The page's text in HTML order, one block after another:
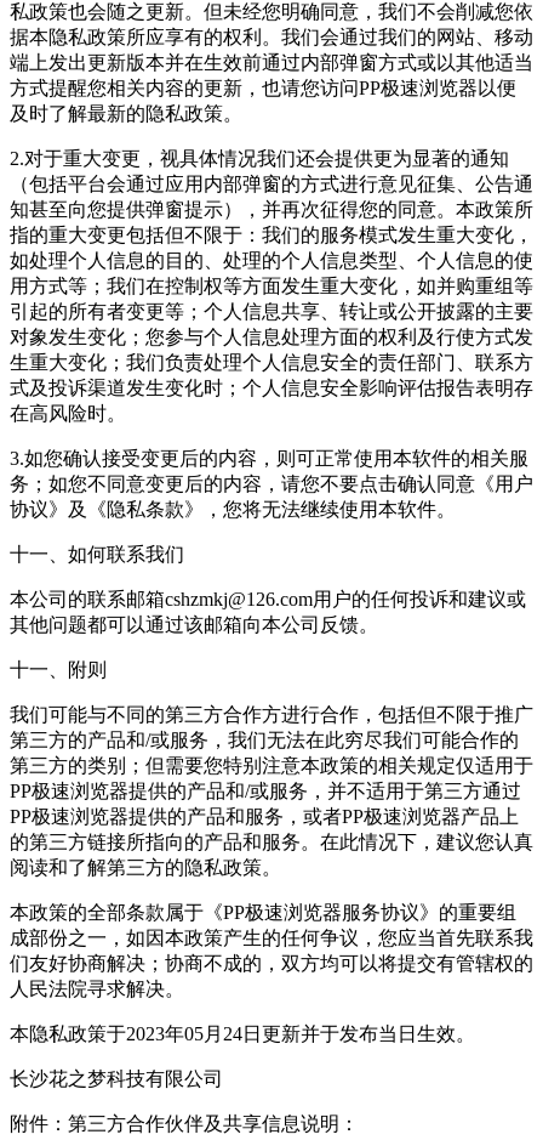
私政策也会随之更新。但未经您明确同意，我们不会削减您依
据本隐私政策所应享有的权利。我们会通过我们的网站、移动
端上发出更新版本并在生效前通过内部弹窗方式或以其他适当
方式提醒您相关内容的更新，也请您访问PP极速浏览器以便
及时了解最新的隐私政策。
2.对于重大变更，视具体情况我们还会提供更为显著的通知
（包括平台会通过应用内部弹窗的方式进行意见征集、公告通
知甚至向您提供弹窗提示），并再次征得您的同意。本政策所
指的重大变更包括但不限于：我们的服务模式发生重大变化，
如处理个人信息的目的、处理的个人信息类型、个人信息的使
用方式等；我们在控制权等方面发生重大变化，如并购重组等
引起的所有者变更等；个人信息共享、转让或公开披露的主要
对象发生变化；您参与个人信息处理方面的权利及行使方式发
生重大变化；我们负责处理个人信息安全的责任部门、联系方
式及投诉渠道发生变化时；个人信息安全影响评估报告表明存
在高风险时。
3.如您确认接受变更后的内容，则可正常使用本软件的相关服
务；如您不同意变更后的内容，请您不要点击确认同意《用户
协议》及《隐私条款》，您将无法继续使用本软件。
十一、如何联系我们
本公司的联系邮箱cshzmkj@126.com用户的任何投诉和建议或
其他问题都可以通过该邮箱向本公司反馈。
十一、附则
我们可能与不同的第三方合作方进行合作，包括但不限于推广
第三方的产品和/或服务，我们无法在此穷尽我们可能合作的
第三方的类别；但需要您特别注意本政策的相关规定仅适用于
PP极速浏览器提供的产品和/或服务，并不适用于第三方通过
PP极速浏览器提供的产品和服务，或者PP极速浏览器产品上
的第三方链接所指向的产品和服务。在此情况下，建议您认真
阅读和了解第三方的隐私政策。
本政策的全部条款属于《PP极速浏览器服务协议》的重要组
成部份之一，如因本政策产生的任何争议，您应当首先联系我
们友好协商解决；协商不成的，双方均可以将提交有管辖权的
人民法院寻求解决。
本隐私政策于2023年05月24日更新并于发布当日生效。
长沙花之梦科技有限公司
附件：第三方合作伙伴及共享信息说明：